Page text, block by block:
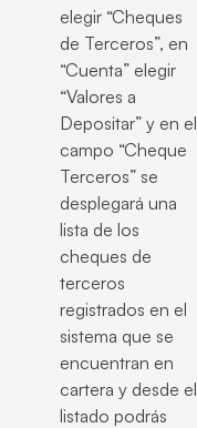
elegir “Cheques
de Terceros”, en
“Cuenta” elegir
“Valores a
Depositar” y en el
campo “Cheque
Terceros” se
desplegará una
lista de los
cheques de
terceros
registrados en el
sistema que se
encuentran en
cartera y desde el
listado podrás